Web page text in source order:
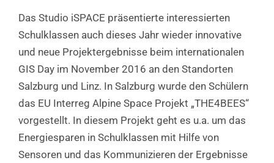
Das Studio iSPACE präsentierte interessierten
Schulklassen auch dieses Jahr wieder innovative
und neue Projektergebnisse beim internationalen
GIS Day im November 2016 an den Standorten
Salzburg und Linz. In Salzburg wurde den Schülern
das EU Interreg Alpine Space Projekt „THE4BEES“
vorgestellt. In diesem Projekt geht es u.a. um das
Energiesparen in Schulklassen mit Hilfe von
Sensoren und das Kommunizieren der Ergebnisse